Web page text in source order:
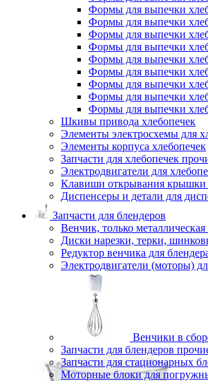
Формы для выпечки
Формы для выпечки
Формы для выпечки
Формы для выпечки
Формы для выпечки
Формы для выпечки
Формы для выпечки
Формы для выпечки
Формы для выпечки
Шкивы привода хлебопечек
Элементы электросхемы для
Элементы корпуса хлебопечек
Запчасти для хлебопечек
Электродвигатели для
Клавиши открывания крышки
Диспенсеры и детали для
Запчасти для блендеров
Венчик, только металлическая
Диски нарезки, терки,
Редуктор венчика для
Электродвигатели (моторы)
Венчики в
Запчасти для блендеров
Запчасти для стационарных
Моторные блоки для